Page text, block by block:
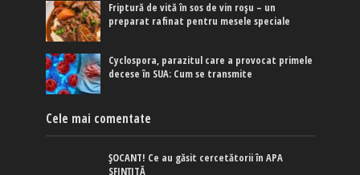
Friptură de vită în sos de vin roșu – un
preparat rafinat pentru mesele speciale
Cyclospora, parazitul care a provocat primele
decese în SUA: Cum se transmite
Cele mai comentate
ȘOCANT! Ce au găsit cercetătorii în APA
SFINȚITĂ